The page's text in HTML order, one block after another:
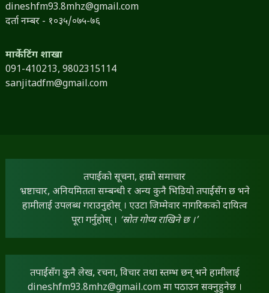
dineshfm93.8mhz@gmail.com
दर्ता नम्बर - १०३५/०७५-७६
मार्केटिंग शाखा
091-410213, 9802315114
sanjitadfm@gmail.com
तपाईंको सूचना, हाम्रो समाचार
भ्रष्टाचार, अनियमितता सम्बन्धी र अन्य कुनै भिडियो तपाईंसँग छ भने
हामीलाई उपलब्ध गराउनुहोस् । एउटा जिम्मेवार नागरिकको दायित्व
पूरा गर्नुहोस् । ‘स्रोत गोप्य राखिने छ ।’
तपाईंसँग कुनै लेख, रचना, विचार तथा स्तम्भ छन् भने हामीलाई
dineshfm93.8mhz@gmail.comमा पठाउन सक्नुहुनेछ ।